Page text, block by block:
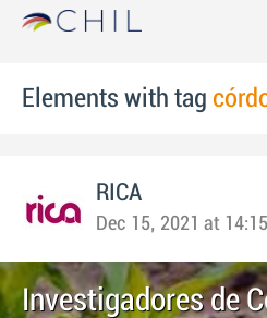
Elements with tag
RICA
Dec 15, 2021 at 14:15
Investigadores de